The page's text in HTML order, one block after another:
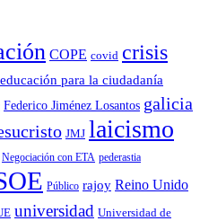
COPE covid crisis
educación para la ciudadaní­a
Federico Jiménez Losantos galicia
JMJ laicismo
Negociación con ETA pederastia
Público rajoy Reino Unido
universidad Universidad de